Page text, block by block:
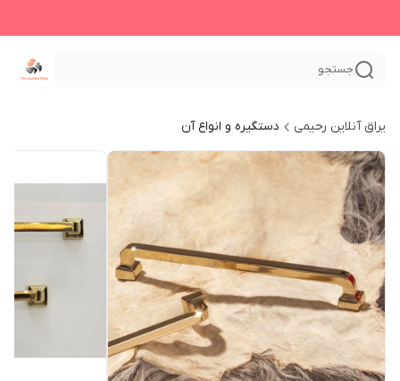
جستجو
یراق آنلاین رحیمی دستگیره و انواع آن